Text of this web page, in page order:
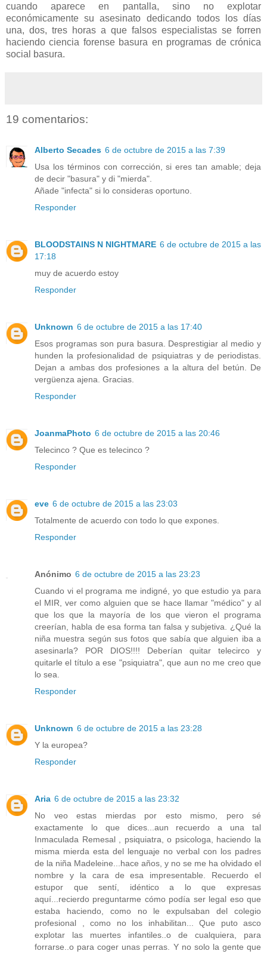
cuando aparece en pantalla, sino no explotar
económicamente su asesinato dedicando todos los días
una, dos, tres horas a que falsos especialistas se forren
haciendo ciencia forense basura en programas de crónica
social basura.
19 comentarios:
Alberto Secades 6 de octubre de 2015 a las 7:39
Usa los términos con corrección, si eres tan amable; deja
de decir "basura" y di "mierda".
Añade "infecta" si lo consideras oportuno.
Responder
BLOODSTAINS N NIGHTMARE 6 de octubre de 2015 a las
17:18
muy de acuerdo estoy
Responder
Unknown 6 de octubre de 2015 a las 17:40
Esos programas son pura basura. Desprestigiar al medio y
hunden la profesionalidad de psiquiatras y de periodistas.
Dejan a ambas dos profesiones a la altura del betún. De
vergüenza ajena. Gracias.
Responder
JoanmaPhoto 6 de octubre de 2015 a las 20:46
Telecinco ? Que es telecinco ?
Responder
eve 6 de octubre de 2015 a las 23:03
Totalmente de acuerdo con todo lo que expones.
Responder
Anónimo 6 de octubre de 2015 a las 23:23
Cuando vi el programa me indigné, yo que estudio ya para
el MIR, ver como alguien que se hace llamar "médico" y al
que los que la mayoría de los que vieron el programa
creerían, habla de esa forma tan falsa y subjetiva. ¿Qué la
niña muestra según sus fotos que sabía que alguien iba a
asesinarla? POR DIOS!!!! Deberían quitar telecirco y
quitarle el título a ese "psiquiatra", que aun no me creo que
lo sea.
Responder
Unknown 6 de octubre de 2015 a las 23:28
Y la europea?
Responder
Aria 6 de octubre de 2015 a las 23:32
No veo estas mierdas por esto mismo, pero sé
exactamente lo que dices...aun recuerdo a una tal
Inmaculada Remesal , psiquiatra, o psicologa, haciendo la
misma mierda esta del lenguaje no verbal con los padres
de la niña Madeleine...hace años, y no se me ha olvidado el
nombre y la cara de esa impresentable. Recuerdo el
estupor que sentí, idéntico a lo que expresas
aquí...recierdo preguntarme cómo podía ser legal eso que
estaba haciendo, como no le expulsaban del colegio
profesional , como no los inhabilitan... Que puto asco
explotar las muertes infantiles..o de cualquiera, para
forrarse..o para coger unas perras. Y no solo la gente que